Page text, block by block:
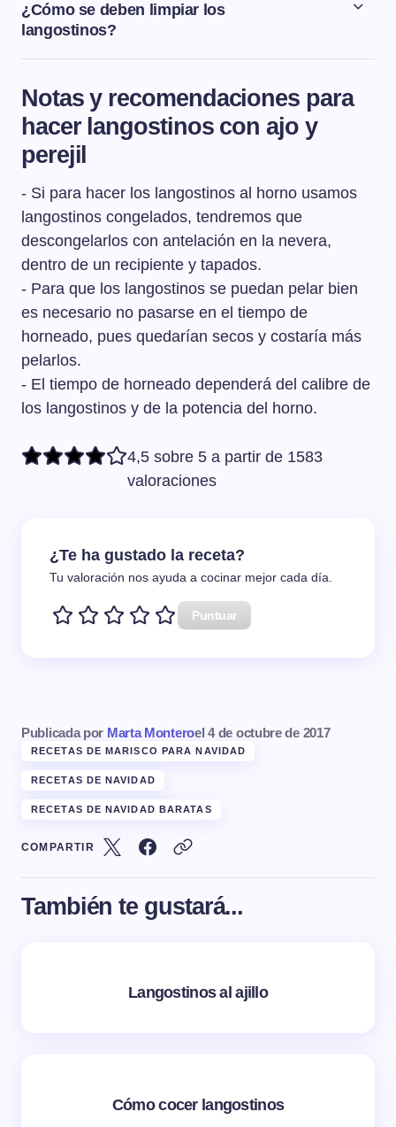
¿Cómo se deben limpiar los
langostinos?
Lo primero que haremos para limpiar los langostinos
pequeño, introducimos la punta por debajo del intestino,
sacamos la puntilla con cuidado y tiramos del intestino
del langostino hasta sacarlo completamente. Cuando
tengamos los langostinos sin el intestino, los vamos a
lavar en abundante agua fría. Los escurrimos bien y los
secamos con papel de cocina o papel absorbente.
Notas y recomendaciones para
hacer langostinos con ajo y
perejil
- Si para hacer los langostinos al horno usamos
langostinos congelados, tendremos que
descongelarlos con antelación en la nevera,
dentro de un recipiente y tapados.
- Para que los langostinos se puedan pelar bien
es necesario no pasarse en el tiempo de
horneado, pues quedarían secos y costaría más
pelarlos.
- El tiempo de horneado dependerá del calibre de
los langostinos y de la potencia del horno.
4,5 sobre 5 a partir de 1583
valoraciones
¿Te ha gustado la receta?
Tu valoración nos ayuda a cocinar mejor cada día.
Puntuar
Publicada por Marta Monteroel 4 de octubre de 2017
RECETAS DE MARISCO PARA NAVIDAD
RECETAS DE NAVIDAD
RECETAS DE NAVIDAD BARATAS
COMPARTIR
También te gustará...
Langostinos al ajillo
Cómo cocer langostinos